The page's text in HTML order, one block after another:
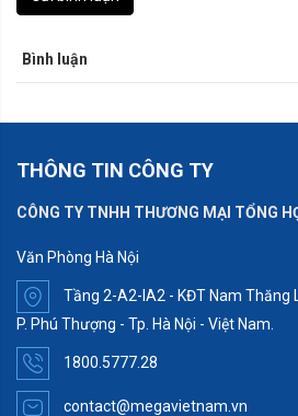
Bình luận
THÔNG TIN CÔNG TY
CÔNG TY TNHH THƯƠNG MẠI TỔNG
Văn Phòng Hà Nội
Tầng 2-A2-IA2 - KĐT Nam Thăng
P. Phú Thượng - Tp. Hà Nội - Việt Nam.
1800.5777.28
contact@megavietnam.vn